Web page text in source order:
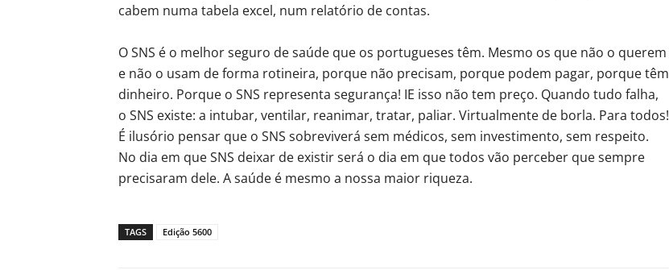
cabem numa tabela excel, num relatório de contas.
O SNS é o melhor seguro de saúde que os portugueses têm. Mesmo os que não o querem
e não o usam de forma rotineira, porque não precisam, porque podem pagar, porque têm
dinheiro. Porque o SNS representa segurança! IE isso não tem preço. Quando tudo falha,
o SNS existe: a intubar, ventilar, reanimar, tratar, paliar. Virtualmente de borla. Para todos!
É ilusório pensar que o SNS sobreviverá sem médicos, sem investimento, sem respeito.
No dia em que SNS deixar de existir será o dia em que todos vão perceber que sempre
precisaram dele. A saúde é mesmo a nossa maior riqueza.
TAGS Edição 5600